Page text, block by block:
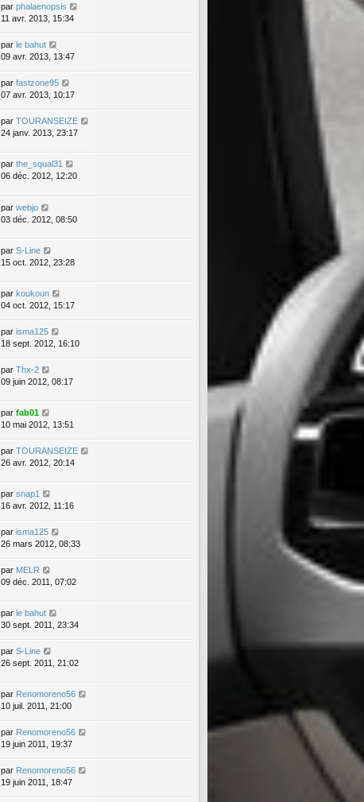
par phalaenopsis
11 avr. 2013, 15:34
par le bahut
09 avr. 2013, 13:47
par fastzone95
07 avr. 2013, 10:17
par TOURANSEIZE
24 janv. 2013, 23:17
par the_squal31
06 déc. 2012, 12:20
par webjo
03 déc. 2012, 08:50
par S-Line
15 oct. 2012, 23:28
par koukoun
04 oct. 2012, 15:17
par isma125
18 sept. 2012, 16:10
par Thx-2
09 juin 2012, 08:17
par fab01
10 mai 2012, 13:51
par TOURANSEIZE
26 avr. 2012, 20:14
par snap1
16 avr. 2012, 11:16
par isma125
26 mars 2012, 08:33
par MELR
09 déc. 2011, 07:02
par le bahut
30 sept. 2011, 23:34
par S-Line
26 sept. 2011, 21:02
par Renomoreno56
10 juil. 2011, 21:00
par Renomoreno56
19 juin 2011, 19:37
par Renomoreno56
19 juin 2011, 18:47